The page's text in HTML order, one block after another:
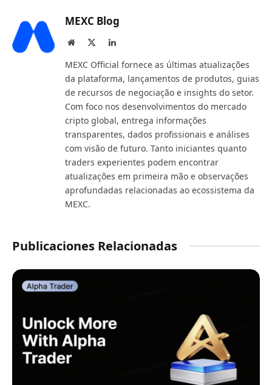
MEXC Blog
Website LinkedIn
MEXC Official fornece as últimas atualizações
da plataforma, lançamentos de produtos, guias
de recursos de negociação e insights do setor.
Com foco nos desenvolvimentos do mercado
cripto global, entrega informações
transparentes, dados profissionais e análises
com visão de futuro. Tanto iniciantes quanto
traders experientes podem encontrar
atualizações em primeira mão e observações
aprofundadas relacionadas ao ecossistema da
MEXC.
Publicaciones Relacionadas